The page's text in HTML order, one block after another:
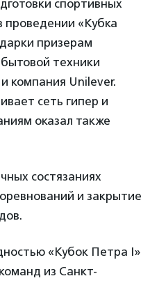
спортивных
«Кубка
призерам
техники
компания Unilever.
сеть гипер и
оказал также
состязаниях
и закрытие
«Кубок Петра I»
из Санкт-